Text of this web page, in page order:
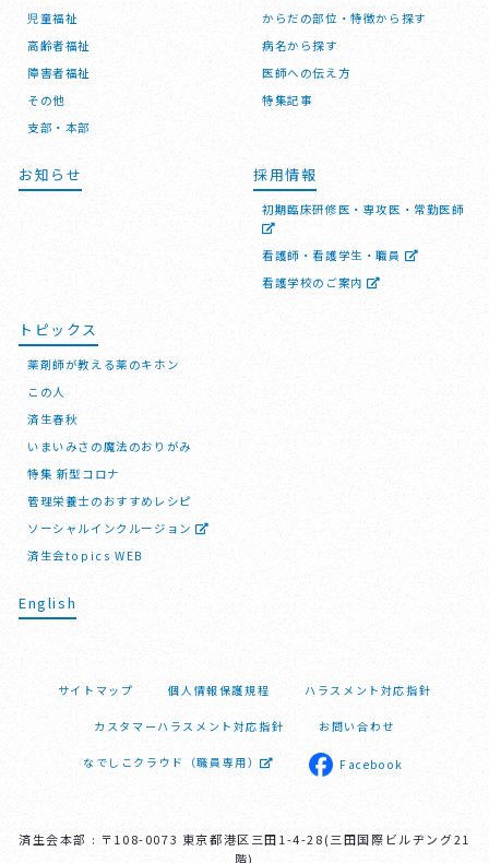
児童福祉
高齢者福祉
障害者福祉
その他
支部・本部
からだの部位・特徴から探す
病名から探す
医師への伝え方
特集記事
お知らせ 採用情報
初期臨床研修医・専攻医・常勤医師
看護師・看護学生・職員
看護学校のご案内
トピックス
薬剤師が教える薬のキホン
この人
済生春秋
いまいみさの魔法のおりがみ
特集 新型コロナ
管理栄養士のおすすめレシピ
ソーシャルインクルージョン
済生会topics WEB
English
サイトマップ 個人情報保護規程 ハラスメント対応指針
カスタマーハラスメント対応指針 お問い合わせ
なでしこクラウド（職員専用） Facebook
済生会本部 : 〒108-0073 東京都港区三田1-4-28(三田国際ビルヂング21
階)